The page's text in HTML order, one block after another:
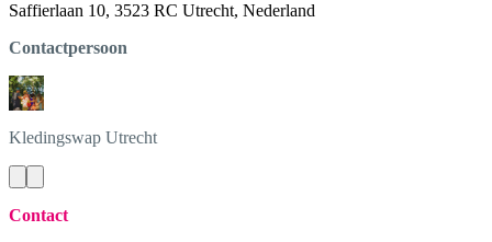
Saffierlaan 10, 3523 RC Utrecht, Nederland
Contactpersoon
Kledingswap Utrecht
Contact